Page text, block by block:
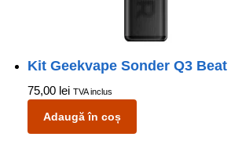
Kit Geekvape Sonder Q3
75,00 lei TVA inclus
Adaugă în coș